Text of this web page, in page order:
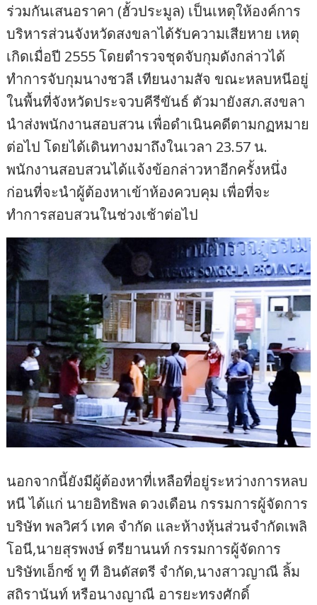
ร่วมกันเสนอราคา (ฮั้วประมูล) เป็นเหตุให้องค์การ
บริหารส่วนจังหวัดสงขลาได้รับความเสียหาย เหตุ
เกิดเมื่อปี 2555 โดยตำรวจชุดจับกุมดังกล่าวได้
ทำการจับกุมนางชวลี เทียนงามสัจ ขณะหลบหนีอยู่
ในพื้นที่จังหวัดประจวบคีรีขันธ์ ตัวมายังสภ.สงขลา
นำส่งพนักงานสอบสวน เพื่อดำเนินคดีตามกฏหมาย
ต่อไป โดยได้เดินทางมาถึงในเวลา 23.57 น.
พนักงานสอบสวนได้แจ้งข้อกล่าวหาอีกครั้งหนึ่ง
ก่อนที่จะนำผู้ต้องหาเข้าห้องควบคุม เพื่อที่จะ
ทำการสอบสวนในช่วงเช้าต่อไป
นอกจากนี้ยังมีผู้ต้องหาที่เหลือที่อยู่ระหว่างการหลบ
หนี ได้แก่ นายอิทธิพล ดวงเดือน กรรมการผู้จัดการ
บริษัท พลวิศว์ เทค จำกัด และห้างหุ้นส่วนจำกัดเพลิ
โอนี,นายสุรพงษ์ ตรียานนท์ กรรมการผู้จัดการ
บริษัทเอ็กซ์ ทู ที อินดัสตรี จำกัด,นางสาวญาณี ลิ้ม
สถิรานันท์ หรือนางญาณี อารยะทรงศักดิ์